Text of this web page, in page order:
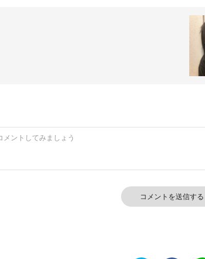
コメントを送信する